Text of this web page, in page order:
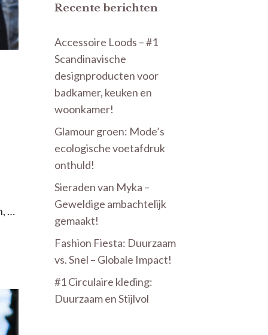
…
Recente berichten
Accessoire Loods – #1
Scandinavische
designproducten voor
badkamer, keuken en
woonkamer!
Glamour groen: Mode’s
ecologische voetafdruk
onthuld!
Sieraden van Myka –
Geweldige ambachtelijk
gemaakt!
Fashion Fiesta: Duurzaam
vs. Snel – Globale Impact!
#1 Circulaire kleding:
Duurzaam en Stijlvol